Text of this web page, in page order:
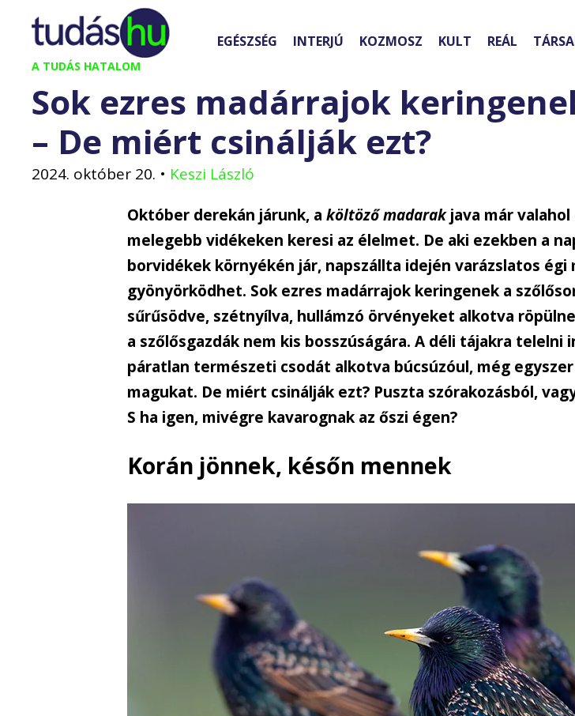
Kilépés
tartalomba
A TUDÁS HATALOM
EGÉSZSÉG INTERJÚ KOZMOSZ KULT REÁL
Sok ezres madárrajok
– De miért csinálják ezt?
2024. október 20. • Keszi László
Október derekán járunk, aköltöző madarakjava már
melegebb vidékeken keresi az élelmet. De aki ezekben a
borvidékek környékén jár, napszállta idején varázslatos
gyönyörködhet. Sok ezres madárrajok keringenek a
sűrűsödve, szétnyílva, hullámzó örvényeket alkotva
a szőlősgazdák nem kis bosszúságára. A déli tájakra telelni
páratlan természeti csodát alkotva búcsúzóul, még
magukat. De miért csinálják ezt? Puszta szórakozásból,
S ha igen, mivégre kavarognak az őszi égen?
Korán jönnek, későn mennek